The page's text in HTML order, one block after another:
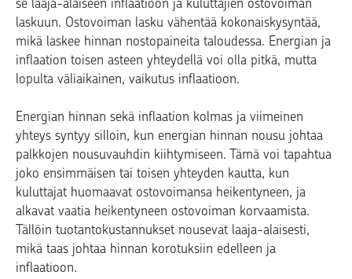
se laaja-alaiseen inflaatioon ja kuluttajien ostovoiman
laskuun. Ostovoiman lasku vähentää kokonaiskysyntää,
mikä laskee hinnan nostopaineita taloudessa. Energian ja
inflaation toisen asteen yhteydellä voi olla pitkä, mutta
lopulta väliaikainen, vaikutus inflaatioon.
Energian hinnan sekä inflaation kolmas ja viimeinen
yhteys syntyy silloin, kun energian hinnan nousu johtaa
palkkojen nousuvauhdin kiihtymiseen. Tämä voi tapahtua
joko ensimmäisen tai toisen yhteyden kautta, kun
kuluttajat huomaavat ostovoimansa heikentyneen, ja
alkavat vaatia heikentyneen ostovoiman korvaamista.
Tällöin tuotantokustannukset nousevat laaja-alaisesti,
mikä taas johtaa hinnan korotuksiin edelleen ja
inflaatioon.